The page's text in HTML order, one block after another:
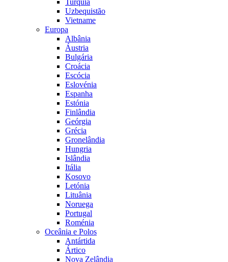
Turquia
Uzbequistão
Vietname
Europa
Albânia
Áustria
Bulgária
Croácia
Escócia
Eslovénia
Espanha
Estónia
Finlândia
Geórgia
Grécia
Gronelândia
Hungria
Islândia
Itália
Kosovo
Letónia
Lituânia
Noruega
Portugal
Roménia
Oceânia e Polos
Antártida
Ártico
Nova Zelândia